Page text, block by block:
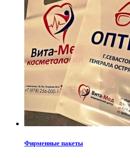
Фирменные пакеты